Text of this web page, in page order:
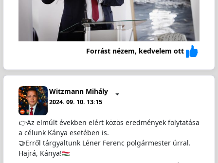
Forrást nézem, kedvelem ott
Witzmann Mihály
2024. 09. 10. 13:15
👉Az elmúlt években elért közös eredmények folytatása
a célunk Kánya esetében is.
🤝Erről tárgyaltunk Léner Ferenc polgármester úrral.
Hajrá, Kánya!